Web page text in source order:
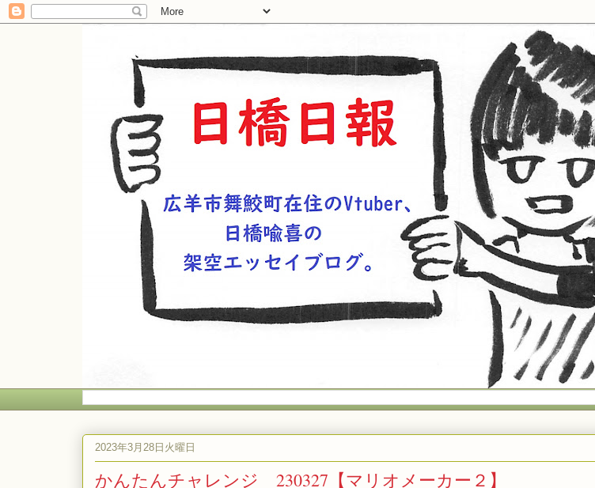
2023年3月28日火曜日
かんたんチャレンジ 230327【マリオメーカー２】